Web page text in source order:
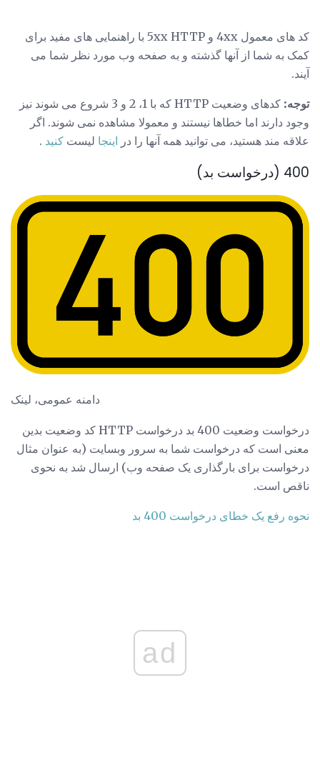
کد های معمول 4xx و 5xx HTTP با راهنمایی های مفید برای
کمک به شما از آنها گذشته و به صفحه وب مورد نظر شما می
آیند.
توجه:
کدهای وضعیت HTTP که با 1، 2 و 3 شروع می شوند نیز
وجود دارند اما خطاها نیستند و معمولا مشاهده نمی شوند. اگر
علاقه مند هستید، می توانید همه آنها را در اینجا لیست کنید .
400 (درخواست بد)
دامنه عمومی، لینک
درخواست وضعیت 400 بد درخواست HTTP کد وضعیت بدین
معنی است که درخواست شما به سرور وبسایت (به عنوان مثال
درخواست برای بارگذاری یک صفحه وب) ارسال شد به نحوی
ناقص است.
نحوه رفع یک خطای درخواست 400 بد
ad